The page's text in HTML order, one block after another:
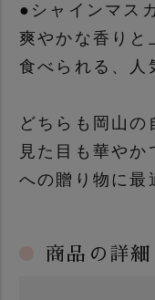
●シャインマス
爽やかな香りと
食べられる、人
どちらも岡山の
見た目も華や
への贈り物に最
商品の詳細